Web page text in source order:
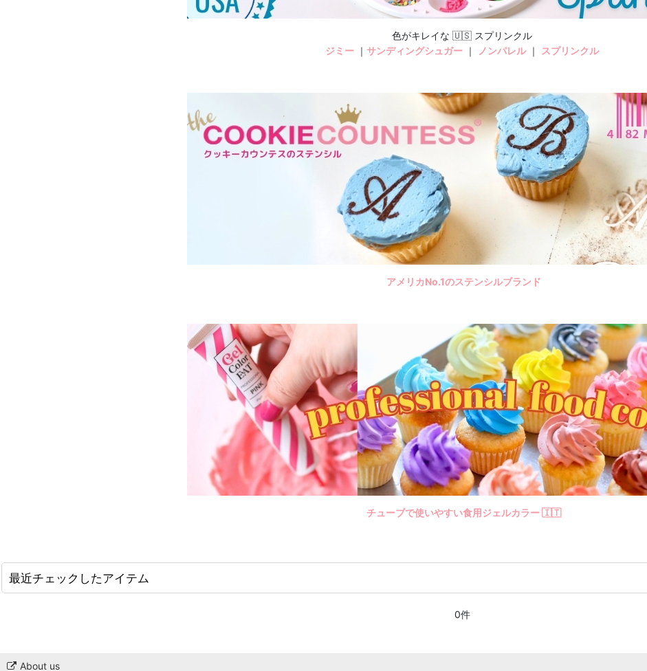
色がキレイな 🇺🇸 スプリンクル
ジミー ｜ サンディングシュガー ｜ ノンパレル｜ スプリンクル
アメリカNo.1のステンシルブランド
チューブで使いやすい食用ジェルカラー 🇮🇹
最近チェックしたアイテム
0件
About us